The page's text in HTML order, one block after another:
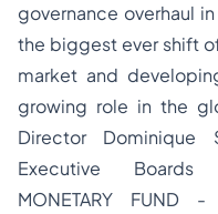
governance overhaul
the biggest ever shift
market and
growing role in the
Director Dominique
Executive Boards
MONETARY FUND